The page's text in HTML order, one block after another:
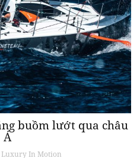
Privé Tonneau với
huyền thoại
/ STYLE
Privé Tonneau, với dáng cong đặc
vặn cổ tay.